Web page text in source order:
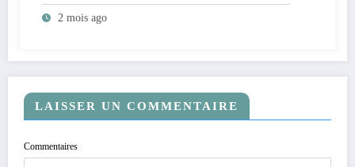
2 mois ago
LAISSER UN COMMENTAIRE
Commentaires